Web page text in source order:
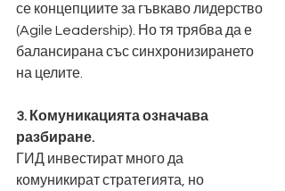
се концепциите за гъвкаво лидерство
(Agile Leadership). Но тя трябва да е
балансирана със синхронизирането
на целите.
3. Комуникацията означава
разбиране.
ГИД инвестират много да
комуникират стратегията, но